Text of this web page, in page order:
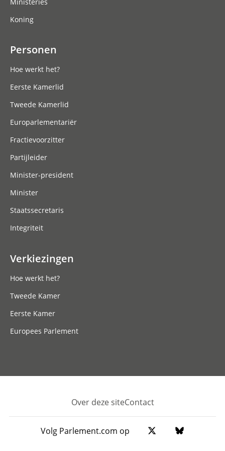
Koning
Personen
Hoe werkt het?
Eerste Kamerlid
Tweede Kamerlid
Europarlementariër
Fractievoorzitter
Partijleider
Minister-president
Minister
Staatssecretaris
Integriteit
Verkiezingen
Hoe werkt het?
Tweede Kamer
Eerste Kamer
Europees Parlement
Footer
Over deze siteContact
Volg Parlement.com op